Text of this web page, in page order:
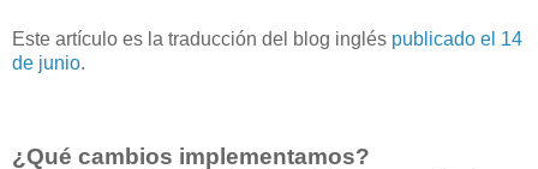
Este artículo es la traducción del blog inglés publicado el 14
de junio.
¿Qué cambios implementamos?